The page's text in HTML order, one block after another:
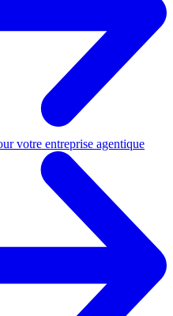
votre entreprise agentique